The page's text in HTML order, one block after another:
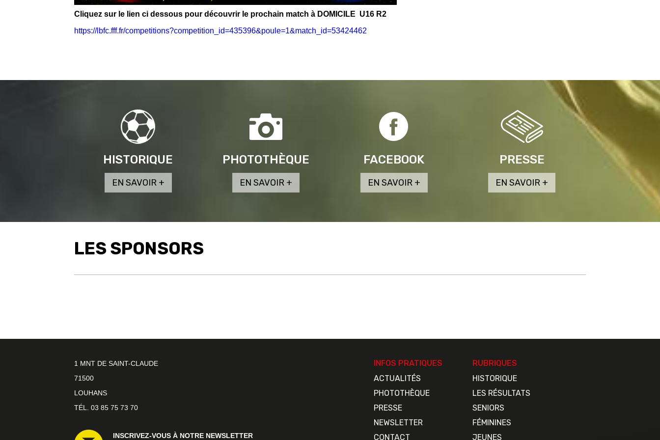
Cliquez sur le lien ci dessous pour découvrir le prochain match à DOMICILE U16 R2
https://lbfc.fff.fr/competitions?competition_id=435396&poule=1&match_id=53424462
HISTORIQUE PHOTOTHÈQUE FACEBOOK PRESSE
LES SPONSORS
1 MNT DE SAINT-CLAUDE
71500
LOUHANS
TÉL. 03 85 75 73 70
INSCRIVEZ-VOUS À NOTRE NEWSLETTER
INFOS PRATIQUES
ACTUALITÉS
PHOTOTHÈQUE
PRESSE
NEWSLETTER
CONTACT
RUBRIQUES
HISTORIQUE
LES RÉSULTATS
SENIORS
FÉMININES
JEUNES